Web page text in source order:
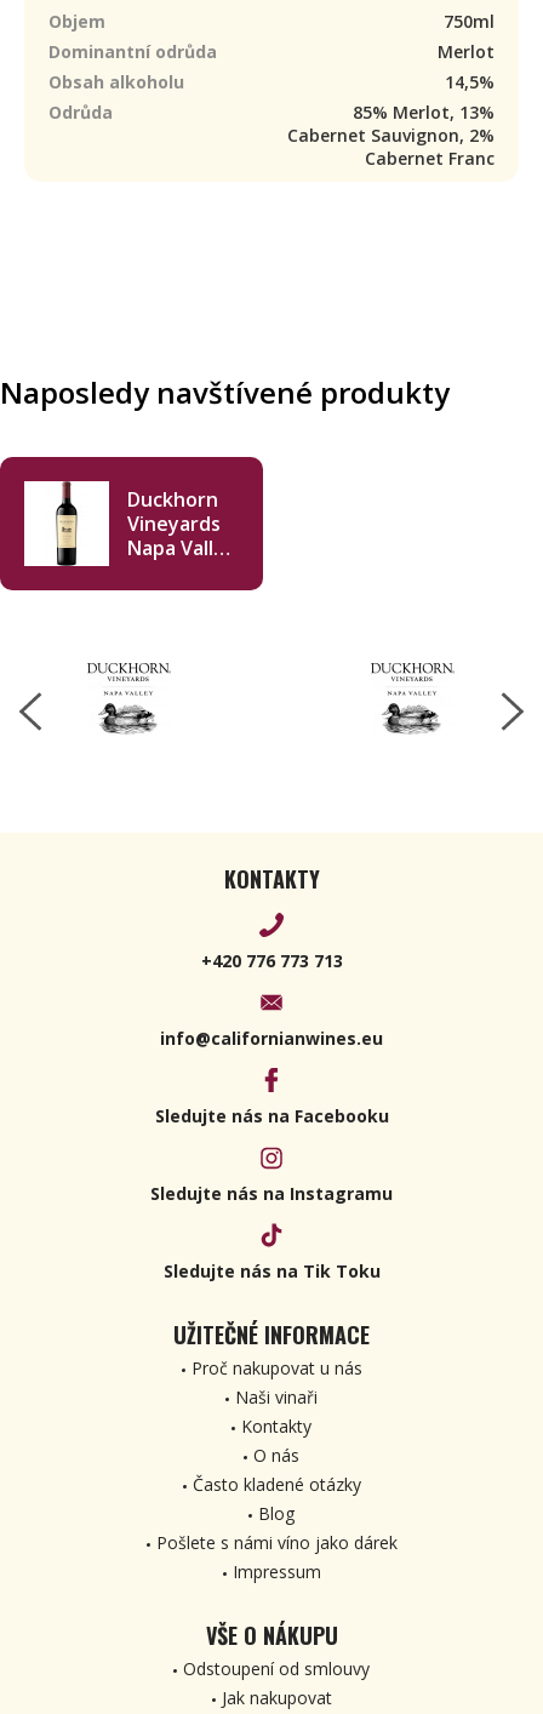
Objem
750ml
Dominantní odrůda
Merlot
Obsah alkoholu
14,5%
Odrůda
85% Merlot, 13%
Cabernet Sauvignon, 2%
Cabernet Franc
Naposledy navštívené produkty
Duckhorn
Vineyards
Napa Valley
2022 750ml
KONTAKTY
+420 776 773 713
info@californianwines.eu
Sledujte nás na Facebooku
Sledujte nás na Instagramu
Sledujte nás na Tik Toku
UŽITEČNÉ INFORMACE
Proč nakupovat u nás
Naši vinaři
Kontakty
O nás
Často kladené otázky
Blog
Pošlete s námi víno jako dárek
Impressum
VŠE O NÁKUPU
Odstoupení od smlouvy
Jak nakupovat